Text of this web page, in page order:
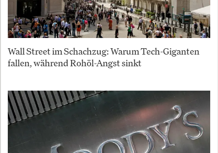
Wall Street im Schachzug: Warum Tech-Giganten
fallen, während Rohöl-Angst sinkt